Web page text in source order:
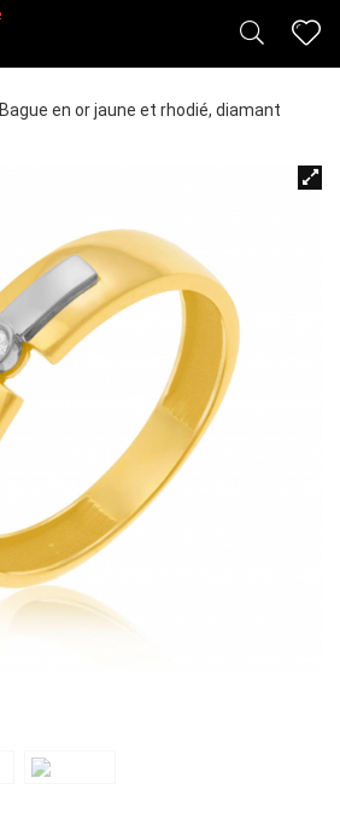
Bague en or jaune et rhodié, diamant